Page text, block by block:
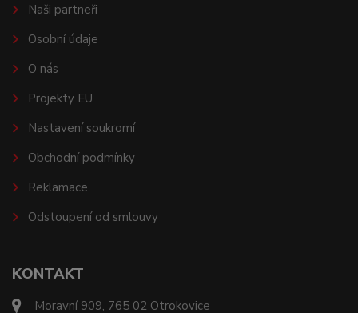
KONTAKT
Moravní 909, 765 02 Otrokovice
Naši partneři
Osobní údaje
O nás
Projekty EU
Nastavení soukromí
Obchodní podmínky
Reklamace
Odstoupení od smlouvy